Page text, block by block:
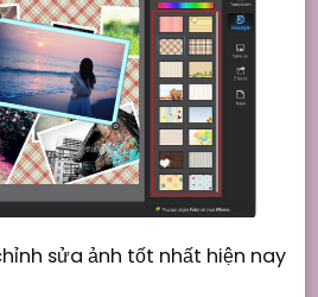
sửa ảnh tốt nhất hiện nay